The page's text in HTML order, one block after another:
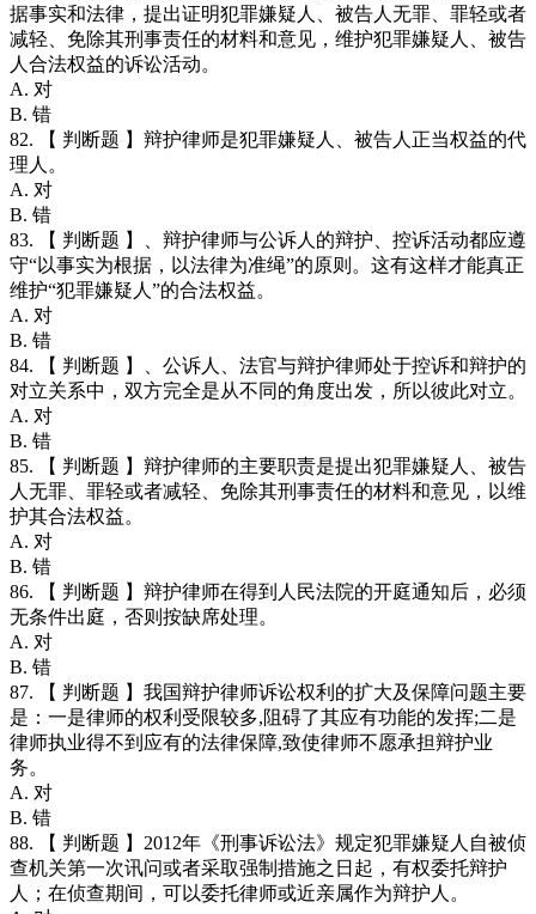
据事实和法律，提出证明犯罪嫌疑人、被告人无罪、罪轻或者
减轻、免除其刑事责任的材料和意见，维护犯罪嫌疑人、被告
人合法权益的诉讼活动。
A. 对
B. 错
82. 【 判断题 】辩护律师是犯罪嫌疑人、被告人正当权益的代
理人。
A. 对
B. 错
83. 【 判断题 】、辩护律师与公诉人的辩护、控诉活动都应遵
守“以事实为根据，以法律为准绳”的原则。这有这样才能真正
维护“犯罪嫌疑人”的合法权益。
A. 对
B. 错
84. 【 判断题 】、公诉人、法官与辩护律师处于控诉和辩护的
对立关系中，双方完全是从不同的角度出发，所以彼此对立。
A. 对
B. 错
85. 【 判断题 】辩护律师的主要职责是提出犯罪嫌疑人、被告
人无罪、罪轻或者减轻、免除其刑事责任的材料和意见，以维
护其合法权益。
A. 对
B. 错
86. 【 判断题 】辩护律师在得到人民法院的开庭通知后，必须
无条件出庭，否则按缺席处理。
A. 对
B. 错
87. 【 判断题 】我国辩护律师诉讼权利的扩大及保障问题主要
是：一是律师的权利受限较多,阻碍了其应有功能的发挥;二是
律师执业得不到应有的法律保障,致使律师不愿承担辩护业
务。
A. 对
B. 错
88. 【 判断题 】2012年《刑事诉讼法》规定犯罪嫌疑人自被侦
查机关第一次讯问或者采取强制措施之日起，有权委托辩护
人；在侦查期间，可以委托律师或近亲属作为辩护人。